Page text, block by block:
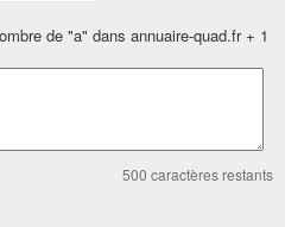
de "a" dans annuaire-quad.fr + 1
500 caractères restants